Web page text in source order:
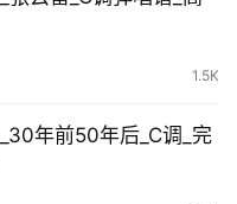
1.5K
年前50年后_C调_完